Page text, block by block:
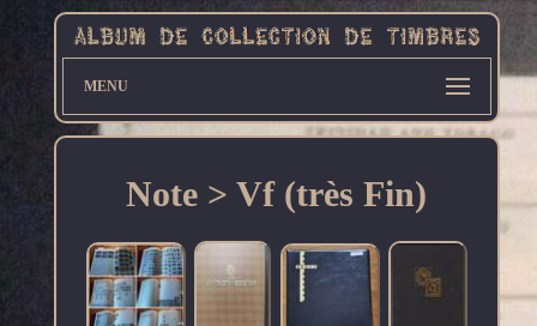
MENU
Note > Vf (très Fin)